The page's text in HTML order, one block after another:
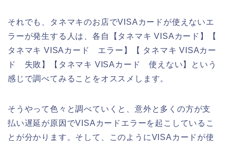
それでも、タネマキのお店でVISAカードが使えないエ
ラーが発生する人は、各自【タネマキ VISAカード】【
タネマキ VISAカード エラー】【 タネマキ VISAカー
ド 失敗】【タネマキ VISAカード 使えない】という
感じで調べてみることをオススメします。
そうやって色々と調べていくと、意外と多くの方が支
払い遅延が原因でVISAカードエラーを起こしているこ
とが分かります。そして、このようにVISAカードが使